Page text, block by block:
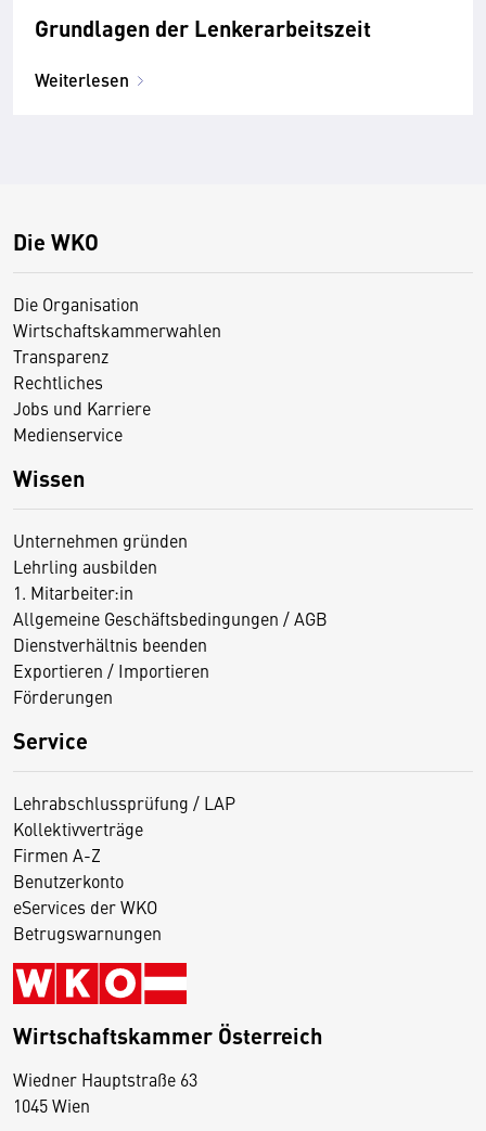
Grundlagen der Lenkerarbeitszeit
Weiterlesen
Die WKO
Die Organisation
Wirtschaftskammerwahlen
Transparenz
Rechtliches
Jobs und Karriere
Medienservice
Wissen
Unternehmen gründen
Lehrling ausbilden
1. Mitarbeiter:in
Allgemeine Geschäftsbedingungen / AGB
Dienstverhältnis beenden
Exportieren / Importieren
Förderungen
Service
Lehrabschlussprüfung / LAP
Kollektivverträge
Firmen A-Z
Benutzerkonto
eServices der WKO
Betrugswarnungen
Wirtschaftskammer Österreich
Wiedner Hauptstraße 63
1045 Wien
D